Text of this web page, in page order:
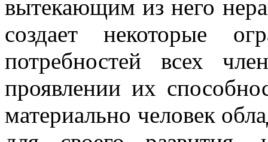
вытекающим из него
создает некоторые
потребностей всех
проявлении их
материально человек